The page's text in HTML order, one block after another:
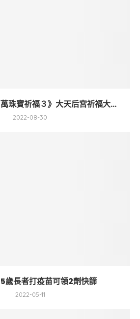
珠寶祈福３》大天后宮祈福大...
2022-08-30
歲長者打疫苗可領2劑快篩
2022-05-11